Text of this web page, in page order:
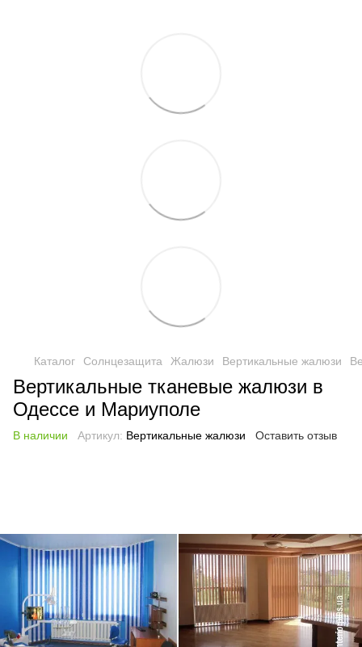
Каталог Солнцезащита Жалюзи Вертикальные жалюзи
Вертикальные тканевые жалюзи в
Одессе и Мариуполе
В наличии Артикул: Вертикальные жалюзи Оставить отзыв